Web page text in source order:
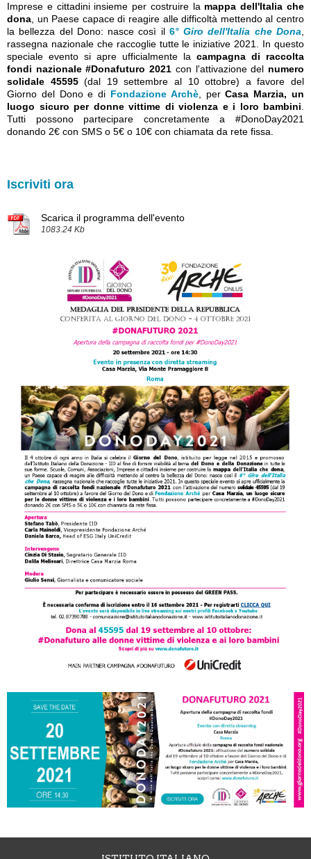
Imprese e cittadini insieme per costruire la mappa dell'Italia che
dona , un Paese capace di reagire alle difficoltà mettendo al centro
la bellezza del Dono: nasce così il 6° Giro dell'Italia che Dona
rassegna nazionale che raccoglie tutte le iniziative 2021. In questo
speciale evento si apre ufficialmente la campagna di raccolta
fondi nazionale #Donafuturo 2021 con l'attivazione del numero
solidale 45595(dal 19 settembre al 10 ottobre) a favore del
Giorno del Dono e di Fondazione Archè, perCasa Marzia, un
luogo sicuro per donne vittime di violenza e i loro bambini
Tutti possono partecipare concretamente a #DonoDay2021
donando 2€ con SMS o 5€ o 10€ con chiamata da rete fissa.
Iscriviti ora
Scarica il programma dell'evento
1083.24 Kb